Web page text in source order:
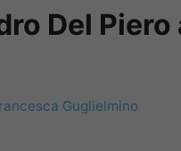
Del
Guglielmino